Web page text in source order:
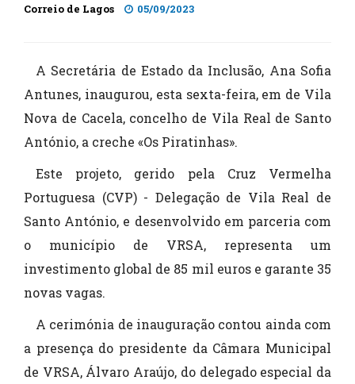
Correio de Lagos 05/09/2023
A Secretária de Estado da Inclusão, Ana Sofia
Antunes, inaugurou, esta sexta-feira, em de Vila
Nova de Cacela, concelho de Vila Real de Santo
António, a creche «Os Piratinhas».
Este projeto, gerido pela Cruz Vermelha
Portuguesa (CVP) - Delegação de Vila Real de
Santo António, e desenvolvido em parceria com
o município de VRSA, representa um
investimento global de 85 mil euros e garante 35
novas vagas.
A cerimónia de inauguração contou ainda com
a presença do presidente da Câmara Municipal
de VRSA, Álvaro Araújo, do delegado especial da